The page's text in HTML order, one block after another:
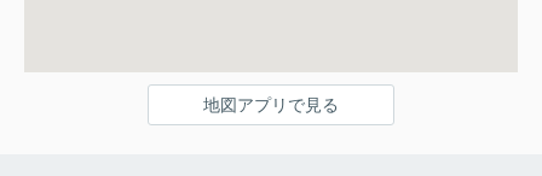
地図アプリで見る